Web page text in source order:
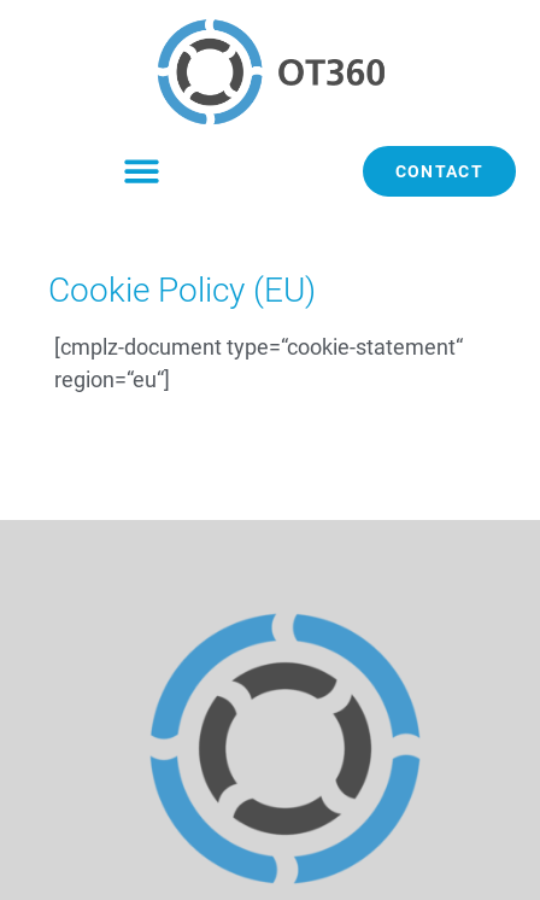
CONTACT
Cookie Policy (EU)
[cmplz-document type=“cookie-statement“
region=“eu“]